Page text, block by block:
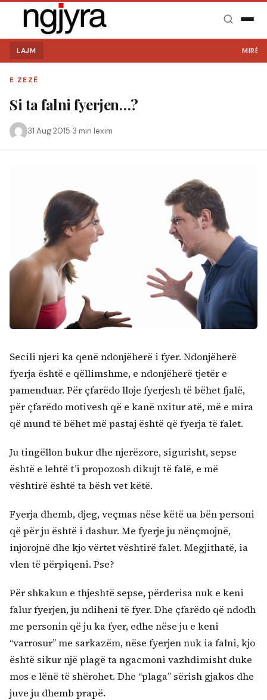
Kërko:
LAJM MIRË
E ZEZË
Si ta falni fyerjen…?
31 Aug 2015·3 min lexim
Secili njeri ka qenë ndonjëherë i fyer. Ndonjëherë
fyerja është e qëllimshme, e ndonjëherë tjetër e
pamenduar. Për çfarëdo lloje fyerjesh të bëhet fjalë,
për çfarëdo motivesh që e kanë nxitur atë, më e mira
që mund të bëhet më pastaj është që fyerja të falet.
Ju tingëllon bukur dhe njerëzore, sigurisht, sepse
është e lehtë t’i propozosh dikujt të falë, e më
vështirë është ta bësh vet këtë.
Fyerja dhemb, djeg, veçmas nëse këtë ua bën personi
që për ju është i dashur. Me fyerje ju nënçmojnë,
injorojnë dhe kjo vërtet vështirë falet. Megjithatë, ia
vlen të përpiqeni. Pse?
Për shkakun e thjeshtë sepse, përderisa nuk e keni
falur fyerjen, ju ndiheni të fyer. Dhe çfarëdo që ndodh
me personin që ju ka fyer, edhe nëse ju e keni
“varrosur” me sarkazëm, nëse fyerjen nuk ia falni, kjo
është sikur një plagë ta ngacmoni vazhdimisht duke
mos e lënë të shërohet. Dhe “plaga” sërish gjakos dhe
juve ju dhemb prapë.